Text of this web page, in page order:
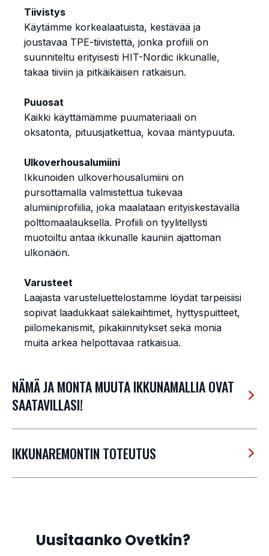
Tiivistys
Käytämme korkealaatuista, kestävää ja
joustavaa TPE-tiivistettä, jonka profiili on
suunniteltu erityisesti HIT-Nordic ikkunalle,
takaa tiiviin ja pitkäikäisen ratkaisun.
Puuosat
Kaikki käyttämämme puumateriaali on
oksatonta, pituusjatkettua, kovaa mäntypuuta.
Ulkoverhousalumiini
Ikkunoiden ulkoverhousalumiini on
pursottamalla valmistettua tukevaa
alumiiniprofiilia, joka maalataan erityiskestävällä
polttomaalauksella. Profiili on tyylitellysti
muotoiltu antaa ikkunalle kauniin ajattoman
ulkonäön.
Varusteet
Laajasta varusteluettelostamme löydät tarpeisiisi
sopivat laadukkaat sälekaihtimet, hyttyspuitteet,
piilomekanismit, pikakiinnitykset sekä monia
muita arkea helpottavaa ratkaisua.
NÄMÄ JA MONTA MUUTA IKKUNAMALLIA OVAT
SAATAVILLASI!
IKKUNAREMONTIN TOTEUTUS
Uusitaanko Ovetkin?